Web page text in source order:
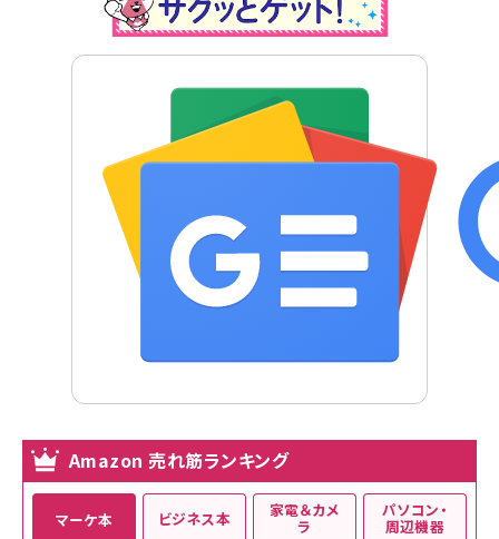
Amazon 売れ筋ランキング
マーケ本 ビジネス本 家電＆カメ
ラ
パソコン・
周辺機器